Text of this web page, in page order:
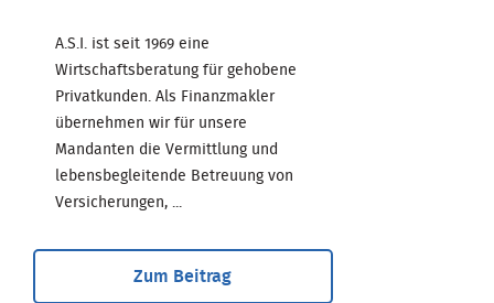
A.S.I. ist seit 1969 eine
Wirtschaftsberatung für gehobene
Privatkunden. Als Finanzmakler
übernehmen wir für unsere
Mandanten die Vermittlung und
lebensbegleitende Betreuung von
Versicherungen, ...
Zum Beitrag